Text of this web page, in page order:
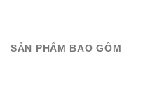
SẢN PHẨM BAO GỒM